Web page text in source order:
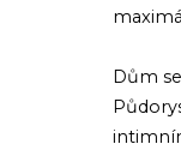
Dům